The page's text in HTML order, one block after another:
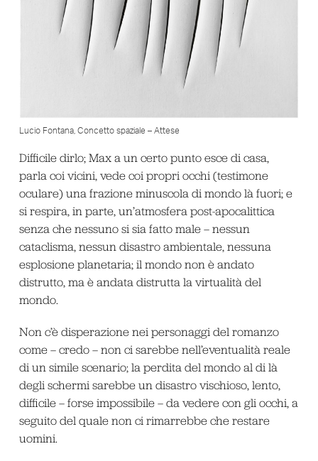
Lucio Fontana, Concetto spaziale – Attese
Difficile dirlo; Max a un certo punto esce di casa,
parla coi vicini, vede coi propri occhi (testimone
oculare) una frazione minuscola di mondo là fuori; e
si respira, in parte, un’atmosfera post-apocalittica
senza che nessuno si sia fatto male – nessun
cataclisma, nessun disastro ambientale, nessuna
esplosione planetaria; il mondo non è andato
distrutto, ma è andata distrutta la virtualità del
mondo.
Non c’è disperazione nei personaggi del romanzo
come – credo – non ci sarebbe nell’eventualità reale
di un simile scenario; la perdita del mondo al di là
degli schermi sarebbe un disastro vischioso, lento,
difficile – forse impossibile – da vedere con gli occhi, a
seguito del quale non ci rimarrebbe che restare
uomini.